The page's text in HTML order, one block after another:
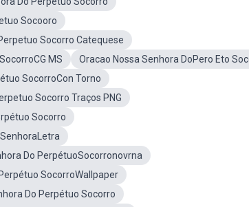
Socooro
Socorro Catequese
MS
Oracao Nossa Senhora DoPero Eto
SocorroCon Torno
Socorro Traços PNG
Socorro
Do PerpétuoSocorronovrna
SocorroWallpaper
Do Perpétuo Socorro